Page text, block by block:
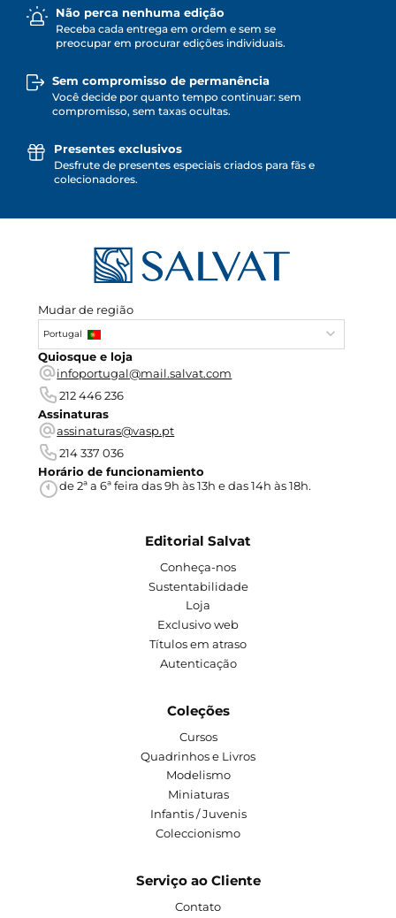
Não perca nenhuma edição
Receba cada entrega em ordem e sem se
preocupar em procurar edições individuais.
Sem compromisso de permanência
Você decide por quanto tempo continuar: sem
compromisso, sem taxas ocultas.
Presentes exclusivos
Desfrute de presentes especiais criados para fãs e
colecionadores.
Mudar de região
Portugal
Quiosque e loja
infoportugal@mail.salvat.com
212 446 236
Assinaturas
assinaturas@vasp.pt
214 337 036
Horário de funcionamiento
de 2ª a 6ª feira das 9h às 13h e das 14h às 18h.
Editorial Salvat
Conheça-nos
Sustentabilidade
Loja
Exclusivo web
Títulos em atraso
Autenticação
Coleções
Cursos
Quadrinhos e Livros
Modelismo
Miniaturas
Infantis / Juvenis
Coleccionismo
Serviço ao Cliente
Contato